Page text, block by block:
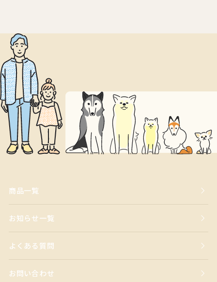
商品一覧
お知らせ一覧
よくある質問
お問い合わせ